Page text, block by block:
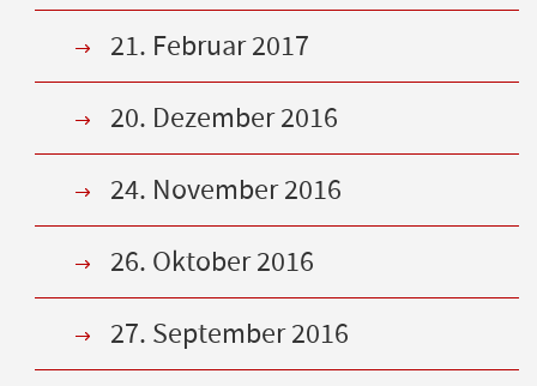
21. Februar 2017
20. Dezember 2016
24. November 2016
26. Oktober 2016
27. September 2016